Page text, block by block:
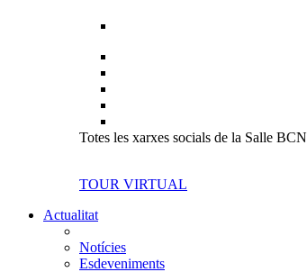
Totes les xarxes socials de la Salle BCN
TOUR VIRTUAL
Actualitat
Notícies
Esdeveniments